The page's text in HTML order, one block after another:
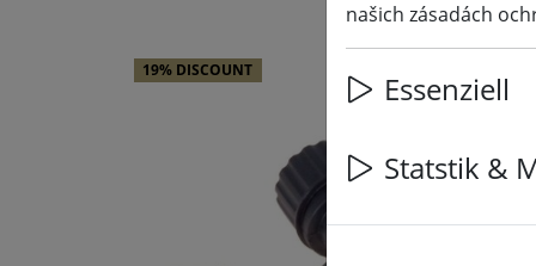
19% DISCOUNT
našich zásadách
Essenziell
Statstik &